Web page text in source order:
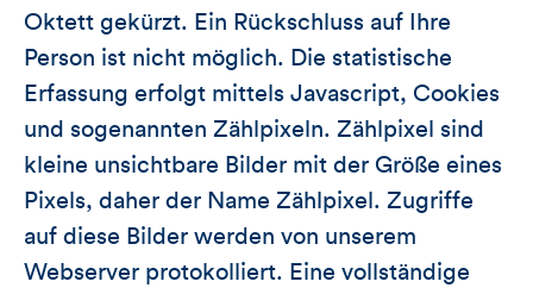
Oktett gekürzt. Ein Rückschluss auf Ihre
Person ist nicht möglich. Die statistische
Erfassung erfolgt mittels Javascript, Cookies
und sogenannten Zählpixeln. Zählpixel sind
kleine unsichtbare Bilder mit der Größe eines
Pixels, daher der Name Zählpixel. Zugriffe
auf diese Bilder werden von unserem
Webserver protokolliert. Eine vollständige